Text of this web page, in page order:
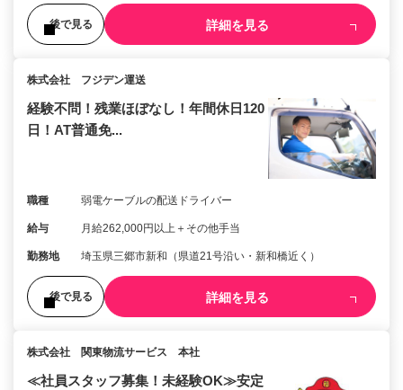
後で見る 詳細を見る
株式会社 フジデン運送
経験不問！残業ほぼなし！年間休日120
日！AT普通免...
職種 弱電ケーブルの配送ドライバー
給与 月給262,000円以上＋その他手当
勤務地 埼玉県三郷市新和（県道21号沿い・新和橋近く）
後で見る 詳細を見る
株式会社 関東物流サービス 本社
≪社員スタッフ募集！未経験OK≫安定